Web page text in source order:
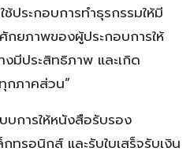
ประกอบการทำธุรกรรมให้มี
ยภาพของผู้ประกอบการให้
มีประสิทธิภาพ และเกิด
กภาคส่วน”
การให้หนังสือรับรอง
ทรอนิกส์ และรับใบเสร็จรับเงิน